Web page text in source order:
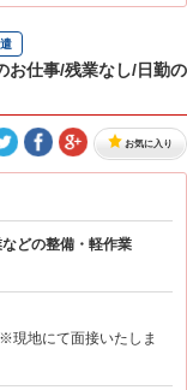
お仕事/残業なし/日勤の
お気に入り
どの整備・軽作業
現地にて面接いたしま